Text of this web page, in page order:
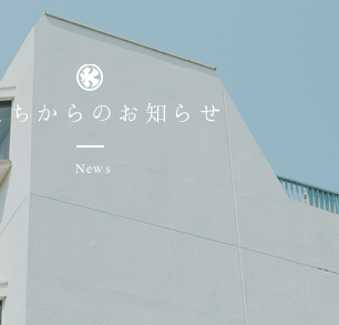
ちからのお知らせ
News